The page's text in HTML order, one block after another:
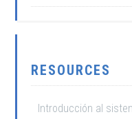
RESOURCES
Introducción al